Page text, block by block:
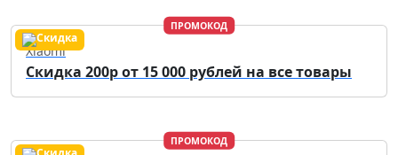
ПРОМОКОД
Xiaomi
Скидка 200р от 15 000 рублей на все товары
ПРОМОКОД